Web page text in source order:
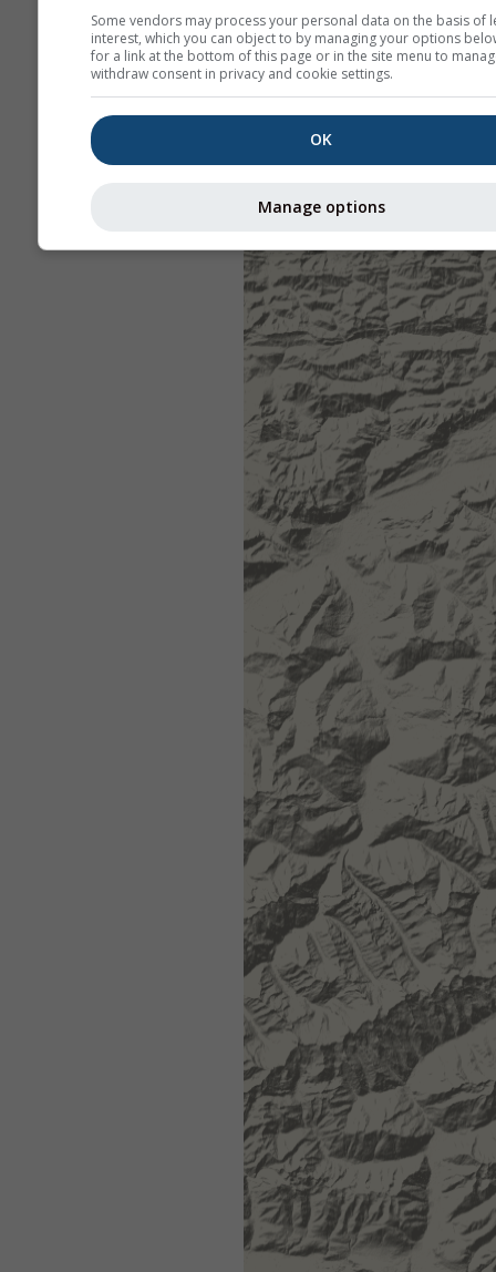
Some vendors may process your personal data on the basis of
interest, which you can object to by managing your options
for a link at the bottom of this page or in the site menu to
withdraw consent in privacy and cookie settings.
OK
Manage options